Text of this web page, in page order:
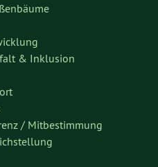
& Inklusion
/ Mitbestimmung